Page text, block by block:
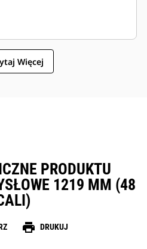
Więcej
PRODUKTU
1219 MM (48
print DRUKUJ